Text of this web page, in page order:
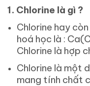
1. Chlorine là gì ?
Chlorine hay
hoá học là :
Chlorine là hợp
Chlorine là một
mang tính chất